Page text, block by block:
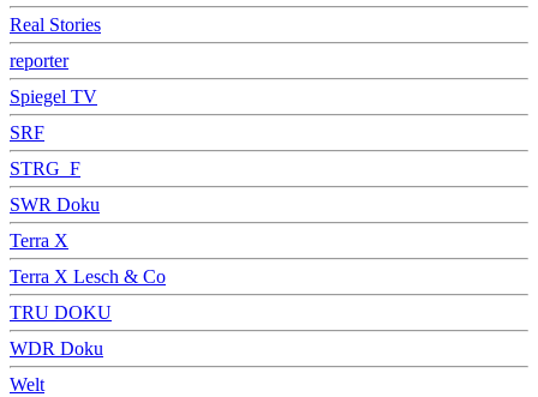
Real Stories
reporter
Spiegel TV
SRF
STRG_F
SWR Doku
Terra X
Terra X Lesch & Co
TRU DOKU
WDR Doku
Welt